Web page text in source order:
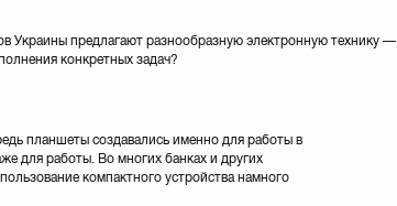
Украины предлагают разнообразную электронную технику
конкретных задач?
планшеты создавались именно для работы в
для работы. Во многих банках и других
компактного устройства намного